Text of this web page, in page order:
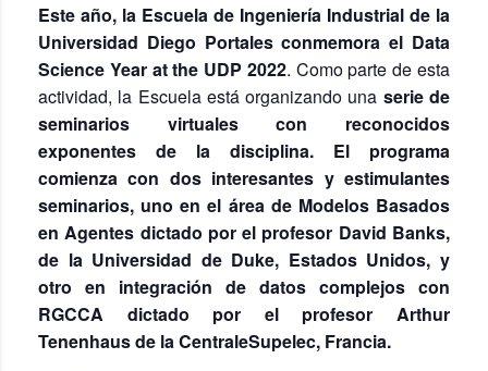
Este año, la Escuela de Ingeniería Industrial de la
Universidad Diego Portales conmemora el Data
Science Year at the UDP 2022. Como parte de esta
actividad, la Escuela está organizando una serie de
seminarios virtuales con reconocidos
exponentes de la disciplina. El programa
comienza con dos interesantes y estimulantes
seminarios, uno en el área de Modelos Basados
en Agentes dictado por el profesor David Banks,
de la Universidad de Duke, Estados Unidos, y
otro en integración de datos complejos con
RGCCA dictado por el profesor Arthur
Tenenhaus de la CentraleSupelec, Francia.